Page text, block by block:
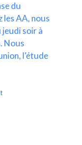
du
les AA, nous
soir à
Nous
l’étude